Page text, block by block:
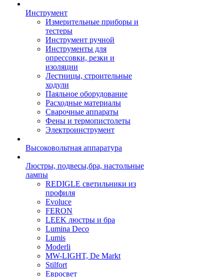
Инструмент
Измерительные приборы и
тестеры
Инструмент ручной
Инструменты для
опрессовки, резки и
изоляции
Лестницы, строительные
ходули
Паяльное оборудование
Расходные материалы
Сварочные аппараты
Фены и термопистолеты
Электроинструмент
Высоковольтная аппаратура
Люстры, подвесы,бра, настольные
лампы
REDIGLE светильники из
профиля
Evoluce
FERON
LEEK люстры и бра
Lumina Deco
Lumis
Moderli
MW-LIGHT, De Markt
Stilfort
Евросвет